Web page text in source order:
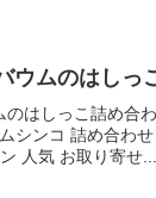
ウムのはし
はしっこ詰め合
シンコ 詰め合わ
人気 お取り寄せ...